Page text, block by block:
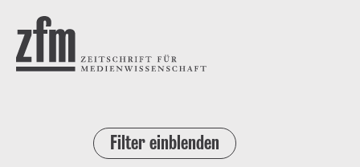
ZEITSCHRIFT FÜR
MEDIENWISSENSCHAFT
Filter einblenden